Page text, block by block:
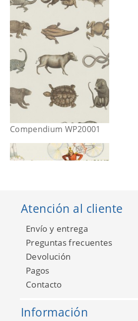
Compendium WP20001
Compendium WP20002
Atención al cliente
Envío y entrega
Preguntas frecuentes
Devolución
Pagos
Contacto
Información